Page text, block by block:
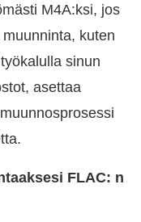
M4A:ksi, jos
kuten
sinun
asettaa
FLAC: n